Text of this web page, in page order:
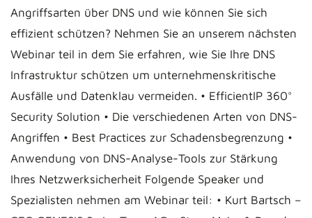
Angriffsarten über DNS und wie können Sie sich
effizient schützen? Nehmen Sie an unserem nächsten
Webinar teil in dem Sie erfahren, wie Sie Ihre DNS
Infrastruktur schützen um unternehmenskritische
Ausfälle und Datenklau vermeiden. • EfficientIP 360°
Security Solution • Die verschiedenen Arten von DNS-
Angriffen • Best Practices zur Schadensbegrenzung •
Anwendung von DNS-Analyse-Tools zur Stärkung
Ihres Netzwerksicherheit Folgende Speaker und
Spezialisten nehmen am Webinar teil: • Kurt Bartsch –